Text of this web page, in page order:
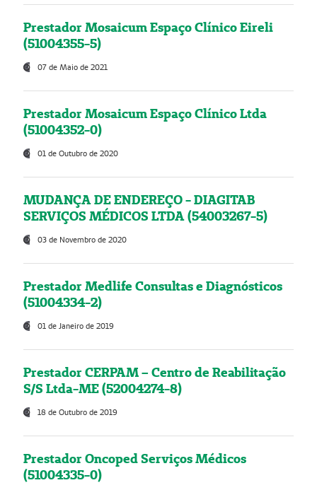
Prestador Mosaicum Espaço Clínico Eireli
(51004355-5)
07 de Maio de 2021
Prestador Mosaicum Espaço Clínico Ltda
(51004352-0)
01 de Outubro de 2020
MUDANÇA DE ENDEREÇO - DIAGITAB
SERVIÇOS MÉDICOS LTDA (54003267-5)
03 de Novembro de 2020
Prestador Medlife Consultas e Diagnósticos
(51004334-2)
01 de Janeiro de 2019
Prestador CERPAM – Centro de Reabilitação
S/S Ltda-ME (52004274-8)
18 de Outubro de 2019
Prestador Oncoped Serviços Médicos
(51004335-0)